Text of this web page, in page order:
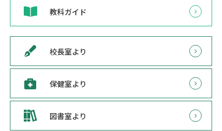
教科ガイド
校長室より
保健室より
図書室より